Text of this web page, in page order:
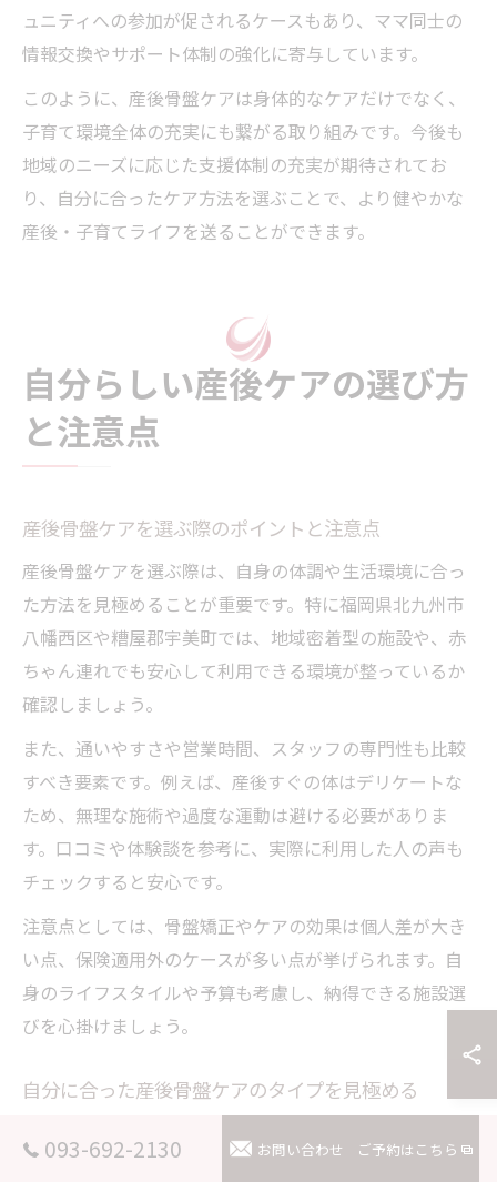
ュニティへの参加が促されるケースもあり、ママ同士の
情報交換やサポート体制の強化に寄与しています。
このように、産後骨盤ケアは身体的なケアだけでなく、
子育て環境全体の充実にも繋がる取り組みです。今後も
地域のニーズに応じた支援体制の充実が期待されてお
り、自分に合ったケア方法を選ぶことで、より健やかな
産後・子育てライフを送ることができます。
自分らしい産後ケアの選び方
と注意点
産後骨盤ケアを選ぶ際のポイントと注意点
産後骨盤ケアを選ぶ際は、自身の体調や生活環境に合っ
た方法を見極めることが重要です。特に福岡県北九州市
八幡西区や糟屋郡宇美町では、地域密着型の施設や、赤
ちゃん連れでも安心して利用できる環境が整っているか
確認しましょう。
また、通いやすさや営業時間、スタッフの専門性も比較
すべき要素です。例えば、産後すぐの体はデリケートな
ため、無理な施術や過度な運動は避ける必要がありま
す。口コミや体験談を参考に、実際に利用した人の声も
チェックすると安心です。
注意点としては、骨盤矯正やケアの効果は個人差が大き
い点、保険適用外のケースが多い点が挙げられます。自
身のライフスタイルや予算も考慮し、納得できる施設選
びを心掛けましょう。
自分に合った産後骨盤ケアのタイプを見極める
た方法を選ぶことが、継続して効果を得るポイントで
093-692-2130 お問い合わせ ご予約はこちら